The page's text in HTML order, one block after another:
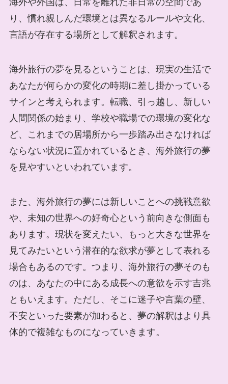
り、慣れ親しんだ環境とは異なるルールや文化、
言語が存在する場所として解釈されます。
海外旅行の夢を見るということは、現実の生活で
あなたが何らかの変化の時期に差し掛かっている
サインと考えられます。転職、引っ越し、新しい
人間関係の始まり、学校や職場での環境の変化な
ど、これまでの居場所から一歩踏み出さなければ
ならない状況に置かれているとき、海外旅行の夢
を見やすいといわれています。
また、海外旅行の夢には新しいことへの挑戦意欲
や、未知の世界への好奇心という前向きな側面も
あります。現状を変えたい、もっと大きな世界を
見てみたいという潜在的な欲求が夢として表れる
場合もあるのです。つまり、海外旅行の夢そのも
のは、あなたの中にある成長への意欲を示す吉兆
ともいえます。ただし、そこに迷子や言葉の壁、
不安といった要素が加わると、夢の解釈はより具
体的で複雑なものになっていきます。